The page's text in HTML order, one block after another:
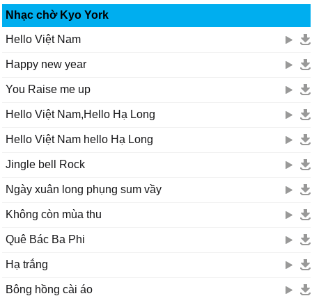
Nhạc chờ Kyo York
Hello Việt Nam
Happy new year
You Raise me up
Hello Việt Nam,Hello Hạ Long
Hello Việt Nam hello Hạ Long
Jingle bell Rock
Ngày xuân long phụng sum vầy
Không còn mùa thu
Quê Bác Ba Phi
Hạ trắng
Bông hồng cài áo